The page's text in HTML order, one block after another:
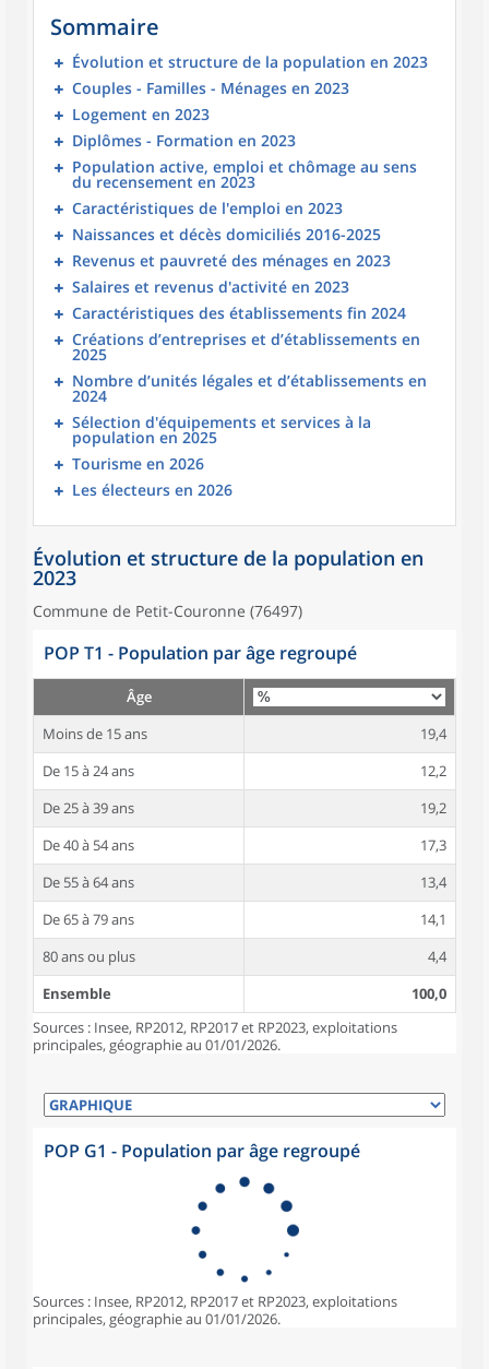
Sommaire
Évolution et structure de la population en 2023
Couples - Familles - Ménages en 2023
Logement en 2023
Diplômes - Formation en 2023
Population active, emploi et chômage au sens
du recensement en 2023
Caractéristiques de l'emploi en 2023
Naissances et décès domiciliés 2016-2025
Revenus et pauvreté des ménages en 2023
Salaires et revenus d'activité en 2023
Caractéristiques des établissements fin 2024
Créations d’entreprises et d’établissements en
2025
Nombre d’unités légales et d’établissements en
2024
Sélection d'équipements et services à la
population en 2025
Tourisme en 2026
Les électeurs en 2026
Évolution et structure de la population en
2023
Commune de Petit-Couronne (76497)
POP T1 - Population par âge regroupé
Âge
Moins de 15 ans
19,4
De 15 à 24 ans
12,2
De 25 à 39 ans
19,2
De 40 à 54 ans
17,3
De 55 à 64 ans
13,4
De 65 à 79 ans
14,1
80 ans ou plus
4,4
Ensemble
100,0
Sources : Insee, RP2012, RP2017 et RP2023, exploitations
principales, géographie au 01/01/2026.
POP G1 - Population par âge regroupé
Sources : Insee, RP2012, RP2017 et RP2023, exploitations
principales, géographie au 01/01/2026.